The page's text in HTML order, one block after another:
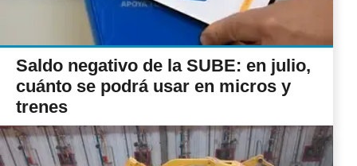
Saldo negativo de la SUBE: en julio,
cuánto se podrá usar en micros y
trenes